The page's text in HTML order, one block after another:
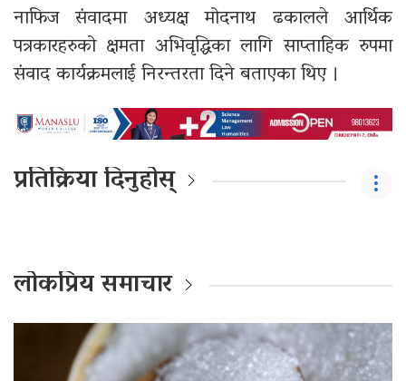
नाफिज संवादमा अध्यक्ष मोदनाथ ढकालले आर्थिक
पत्रकारहरुको क्षमता अभिवृद्धिका लागि साप्ताहिक रुपमा
संवाद कार्यक्रमलाई निरन्तरता दिने बताएका थिए ।
प्रतिक्रिया दिनुहोस्
लोकप्रिय समाचार